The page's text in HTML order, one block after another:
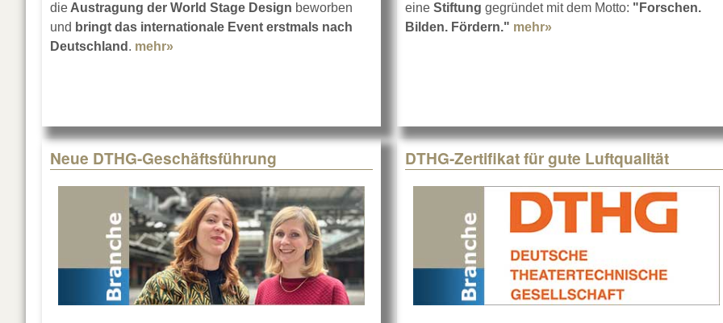
die Austragung der World Stage Design beworben
und bringt das internationale Event erstmals nach
Deutschland . mehr»
eine Stiftung gegründet mit dem Motto: "Forschen.
Bilden. Fördern." mehr» about Die DTHG hat eine
Neue DTHG-Geschäftsführung DTHG-Zertifikat für gute Luftqualität